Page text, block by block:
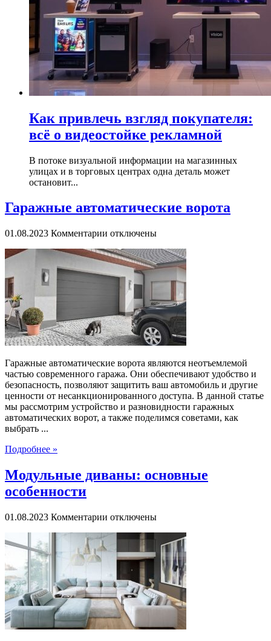
Как привлечь взгляд покупателя:
всё о видеостойке рекламной
В потоке визуальной информации на магазинных
улицах и в торговых центрах одна деталь может
остановит...
Гаражные автоматические ворота
01.08.2023 Комментарии к
Гаражные
автоматические
ворота
отключены
Гаражные автоматические ворота являются неотъемлемой
частью современного гаража. Они обеспечивают удобство и
безопасность, позволяют защитить ваш автомобиль и другие
ценности от несанкционированного доступа. В данной статье
мы рассмотрим устройство и разновидности гаражных
автоматических ворот, а также поделимся советами, как
выбрать ...
Подробнее »
Модульные диваны: основные
особенности
01.08.2023 Комментарии к
Модульные
диваны:
основные
особенности
отключены